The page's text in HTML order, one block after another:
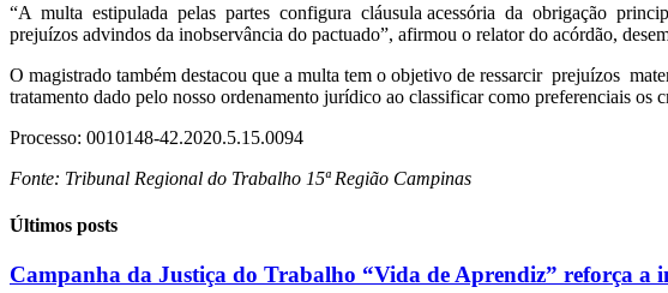
“A multa estipulada pelas partes configura cláusula acessória da obrigação
prejuízos advindos da inobservância do pactuado”, afirmou o relator do acórdão,
O magistrado também destacou que a multa tem o objetivo de ressarcir prejuízos
tratamento dado pelo nosso ordenamento jurídico ao classificar como preferenciais
Processo: 0010148-42.2020.5.15.0094
Fonte: Tribunal Regional do Trabalho 15ª Região Campinas
Últimos posts
Campanha da Justiça do Trabalho “Vida de Aprendiz” reforça a